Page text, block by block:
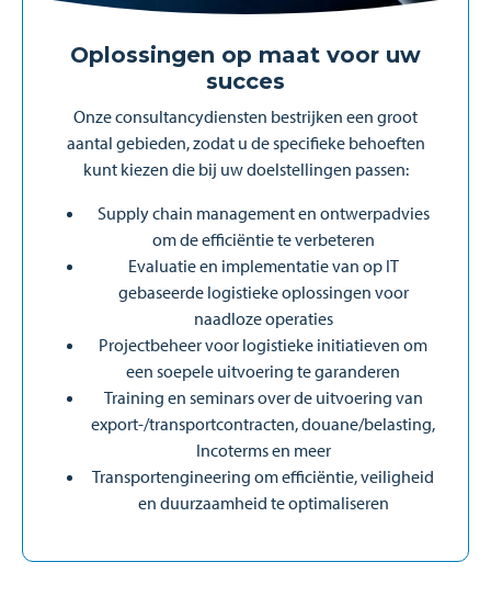
Oplossingen op maat voor uw
succes
Onze consultancydiensten bestrijken een groot
aantal gebieden, zodat u de specifieke behoeften
kunt kiezen die bij uw doelstellingen passen:
Supply chain management en ontwerpadvies
om de efficiëntie te verbeteren
Evaluatie en implementatie van op IT
gebaseerde logistieke oplossingen voor
naadloze operaties
Projectbeheer voor logistieke initiatieven om
een soepele uitvoering te garanderen
Training en seminars over de uitvoering van
export-/transportcontracten, douane/belasting,
Incoterms en meer
Transportengineering om efficiëntie, veiligheid
en duurzaamheid te optimaliseren